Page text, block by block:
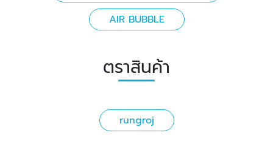
AIR BUBBLE
ตราสินค้า
rungroj